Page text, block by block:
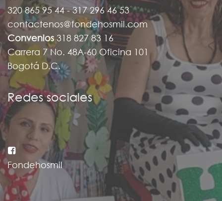
320 865 95 44 - 317 296 46 53
contactenos@fondehosmil.com
Convenios 318 827 83 16
Carrera 7 No. 48A-60 Oficina 101
Bogotá D.C.
Redes sociales
Fondehosmil